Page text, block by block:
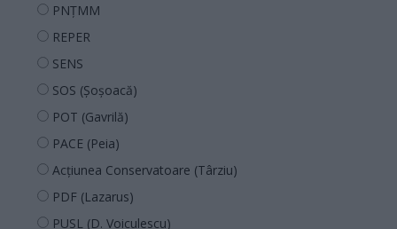
PNȚMM
REPER
SENS
SOS (Șoșoacă)
POT (Gavrilă)
PACE (Peia)
Acțiunea Conservatoare (Târziu)
PDF (Lazarus)
PUSL (D. Voiculescu)